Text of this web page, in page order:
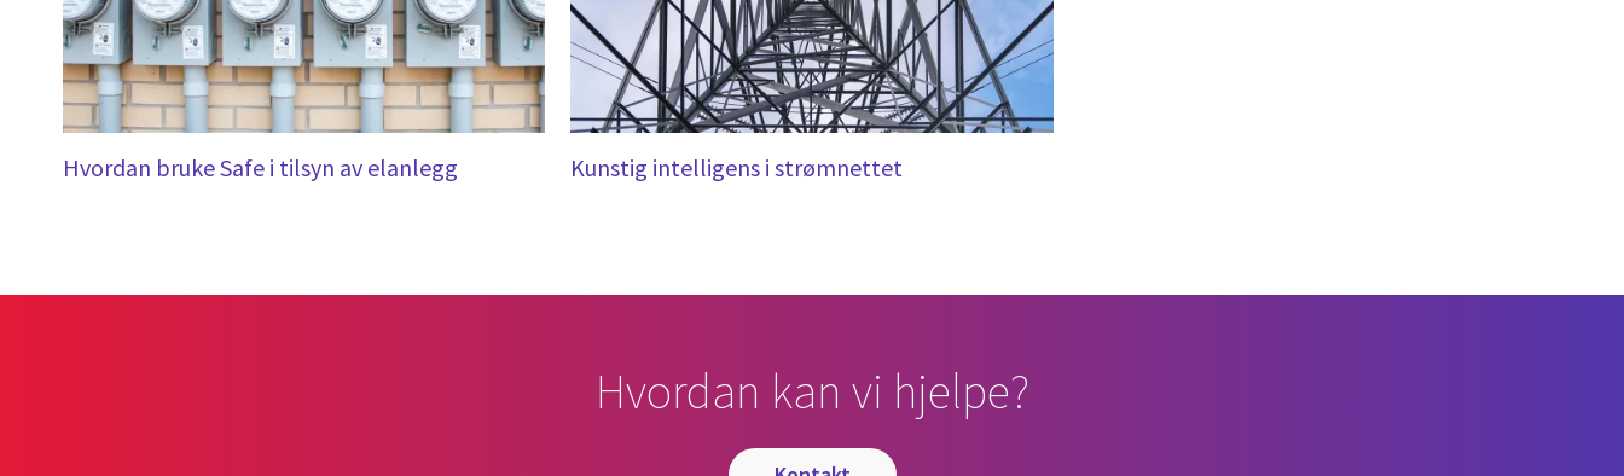
Hvordan bruke Safe i tilsyn av elanlegg Kunstig intelligens i strømnettet
Hvordan kan vi hjelpe?